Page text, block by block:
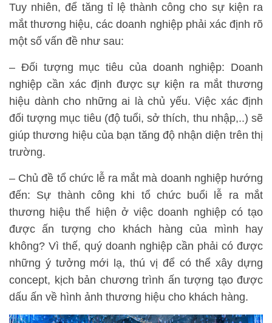
Tuy nhiên, để tăng tỉ lệ thành công cho sự kiện ra
mắt thương hiệu, các doanh nghiệp phải xác định rõ
một số vấn đề như sau:
– Đối tượng mục tiêu của doanh nghiệp: Doanh
nghiệp cần xác định được sự kiện ra mắt thương
hiệu dành cho những ai là chủ yếu. Việc xác định
đối tượng mục tiêu (độ tuổi, sở thích, thu nhập,..) sẽ
giúp thương hiệu của bạn tăng độ nhận diện trên thị
trường.
– Chủ đề tổ chức lễ ra mắt mà doanh nghiệp hướng
đến: Sự thành công khi tổ chức buổi lễ ra mắt
thương hiệu thể hiện ở việc doanh nghiệp có tạo
được ấn tượng cho khách hàng của mình hay
không? Vì thế, quý doanh nghiệp cần phải có được
những ý tưởng mới lạ, thú vị để có thể xây dựng
concept, kịch bản chương trình ấn tượng tạo được
dấu ấn về hình ảnh thương hiệu cho khách hàng.